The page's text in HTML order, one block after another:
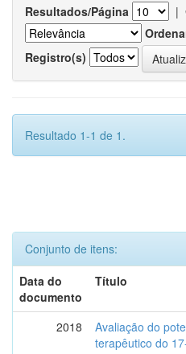
Resultados/Página |
Registro(s)
Resultado 1-1 de 1.
Conjunto de itens:
Data do
documento
Título
2018
Avaliação do
terapêutico do